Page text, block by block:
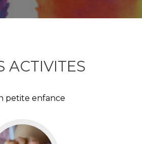
ACTIVITES
petite enfance
Aller
vers